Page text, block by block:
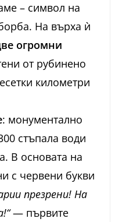
– символ на
На върха ѝ
огромни
от рубинено
километри
: монументално
стъпала води
В основата на
с червени букви
презрени! На
— първите